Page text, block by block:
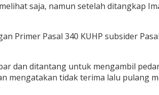
saja, namun setelah ditangkap
Pasal 340 KUHP subsider Pasal
dan ditantang untuk mengambil
mengatakan tidak terima lalu pulang